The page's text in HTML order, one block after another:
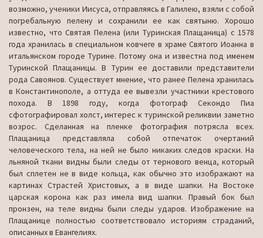
возможно, ученики Иисуса, отправляясь в Галилею, взяли с собой
погребальную пелену и сохранили ее как святыню. Хорошо
известно, что Святая Пелена (или Туринская Плащаница) с 1578
года хранилась в специальном ковчеге в храме Святого Иоанна в
итальянском городе Турине. Потому она и известна под именем
Туринской Плащаницы. В Турин ее доставили представители
рода Савоянов. Существует мнение, что ранее Пелена хранилась
в Константинополе, а оттуда ее вывезли участники крестового
похода. В 1898 году, когда фотограф Секондо Пиа
сфотографировал холст, интерес к туринской реликвии заметно
возрос. Сделанная на пленке фотография потрясла всех.
Плащаница представляла собой отпечаток очертаний
человеческого тела, на ней не было никаких следов краски. На
льняной ткани видны были следы от тернового венца, который
был сплетен не в виде кольца, как обычно это изображают на
картинах Страстей Христовых, а в виде шапки. На Востоке
царская корона как раз имела вид шапки. Правый бок был
пронзен, на теле видны были следы ударов. Изображение на
Плащанице полностью соответствовало историям страданий,
описанных в Евангелиях.